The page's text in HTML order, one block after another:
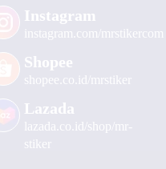
Instagram
instagram.com/mrstikercom
Shopee
shopee.co.id/mrstiker
Lazada
lazada.co.id/shop/mr-
stiker